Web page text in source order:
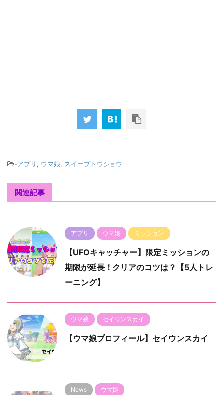
-アプリ , ウマ娘, スイープトウショウ
関連記事
アプリ ウマ娘 ミッション
【UFOキャッチャー】限定ミッションの
期限が延長！クリアのコツは？【5人トレ
ーニング】
ウマ娘 セイウンスカイ
【ウマ娘プロフィール】セイウンスカイ
News ウマ娘